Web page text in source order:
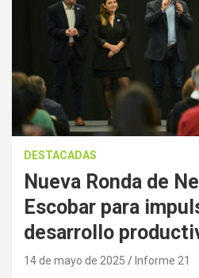
DESTACADAS
Nueva Ronda de
Escobar para
desarrollo
14 de mayo de 2025 Informe 21